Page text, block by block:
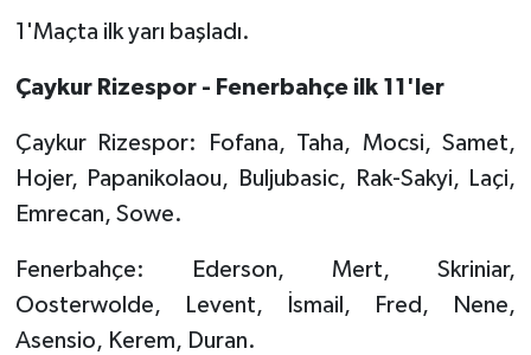
1'Maçta ilk yarı başladı.
Çaykur Rizespor - Fenerbahçe ilk 11'ler
Çaykur Rizespor: Fofana, Taha, Mocsi, Samet,
Hojer, Papanikolaou, Buljubasic, Rak-Sakyi, Laçi,
Emrecan, Sowe.
Fenerbahçe: Ederson, Mert, Skriniar,
Oosterwolde, Levent, İsmail, Fred, Nene,
Asensio, Kerem, Duran.